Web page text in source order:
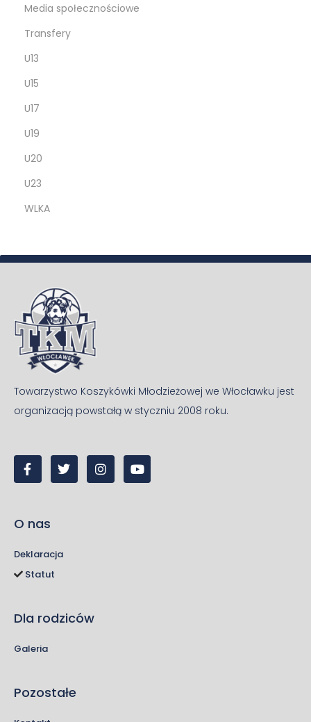
Media społecznościowe
Transfery
U13
U15
U17
U19
U20
U23
WLKA
Towarzystwo Koszykówki Młodzieżowej we Włocławku jest
organizacją powstałą w styczniu 2008 roku.
O nas
Deklaracja
Statut
Dla rodziców
Galeria
Pozostałe